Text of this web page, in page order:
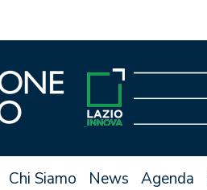
Chi Siamo News Agenda